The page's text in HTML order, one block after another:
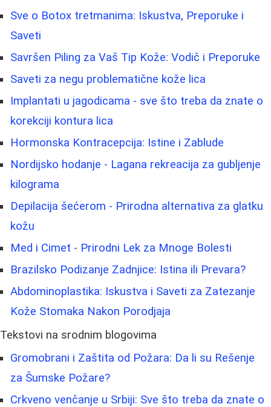
Sve o Botox tretmanima: Iskustva, Preporuke i
Saveti
Savršen Piling za Vaš Tip Kože: Vodič i Preporuke
Saveti za negu problematične kože lica
Implantati u jagodicama - sve što treba da znate o
korekciji kontura lica
Hormonska Kontracepcija: Istine i Zablude
Nordijsko hodanje - Lagana rekreacija za gubljenje
kilograma
Depilacija šećerom - Prirodna alternativa za glatku
kožu
Med i Cimet - Prirodni Lek za Mnoge Bolesti
Brazilsko Podizanje Zadnjice: Istina ili Prevara?
Abdominoplastika: Iskustva i Saveti za Zatezanje
Kože Stomaka Nakon Porodjaja
Tekstovi na srodnim blogovima
Gromobrani i Zaštita od Požara: Da li su Rešenje
za Šumske Požare?
Crkveno venčanje u Srbiji: Sve što treba da znate o